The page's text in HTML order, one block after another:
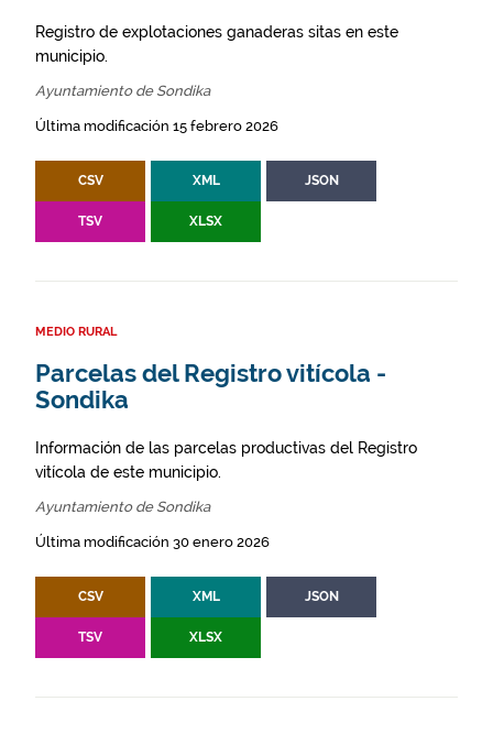
Registro de explotaciones ganaderas sitas en este
municipio.
Ayuntamiento de Sondika
Última modificación 15 febrero 2026
CSV XML JSON
TSV XLSX
MEDIO RURAL
Parcelas del Registro vitícola -
Sondika
Información de las parcelas productivas del Registro
vitícola de este municipio.
Ayuntamiento de Sondika
Última modificación 30 enero 2026
CSV XML JSON
TSV XLSX